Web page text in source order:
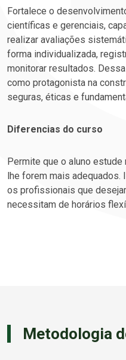
Fortalece o
científicas e gerenciais,
realizar avaliações
forma individualizada,
monitorar resultados.
como protagonista na
seguras, éticas e
Diferencias do curso
Permite que o aluno
lhe forem mais adequados.
os profissionais que
necessitam de horários
Metodologia